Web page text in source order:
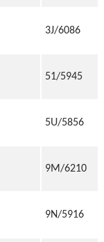
3J/6086
51/5945
5U/5856
9M/6210
9N/5916